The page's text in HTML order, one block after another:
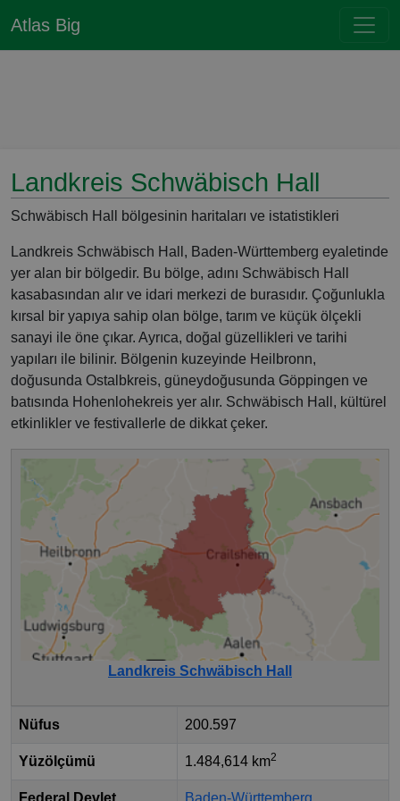
Atlas Big
Landkreis Schwäbisch Hall
Schwäbisch Hall bölgesinin haritaları ve istatistikleri
Landkreis Schwäbisch Hall, Baden-Württemberg eyaletinde
yer alan bir bölgedir. Bu bölge, adını Schwäbisch Hall
kasabasından alır ve idari merkezi de burasıdır. Çoğunlukla
kırsal bir yapıya sahip olan bölge, tarım ve küçük ölçekli
sanayi ile öne çıkar. Ayrıca, doğal güzellikleri ve tarihi
yapıları ile bilinir. Bölgenin kuzeyinde Heilbronn,
doğusunda Ostalbkreis, güneydoğusunda Göppingen ve
batısında Hohenlohekreis yer alır. Schwäbisch Hall, kültürel
etkinlikler ve festivallerle de dikkat çeker.
Landkreis Schwäbisch Hall
Nüfus 200.597
Yüzölçümü 1.484,614 km2